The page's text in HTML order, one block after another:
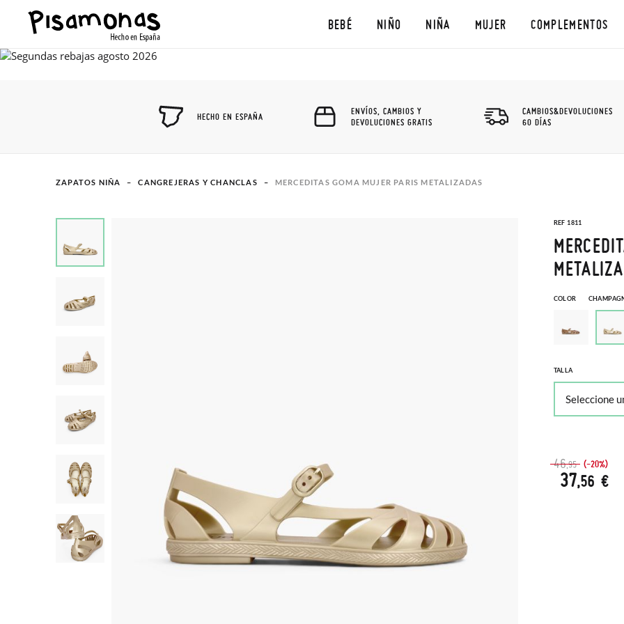
BEBÉ NIÑO NIÑA MUJER COMPLEMENTOS
HECHO EN ESPAÑA
ENVÍOS, CAMBIOS Y
DEVOLUCIONES GRATIS
CAMBIOS&DEVOLUCIONES
60 DÍAS
ZAPATOS NIÑA CANGREJERAS Y CHANCLAS MERCEDITAS GOMA MUJER PARIS METALIZADAS
REF 1811
COLOR
TALLA
46,95 (-20%)
37,56 €